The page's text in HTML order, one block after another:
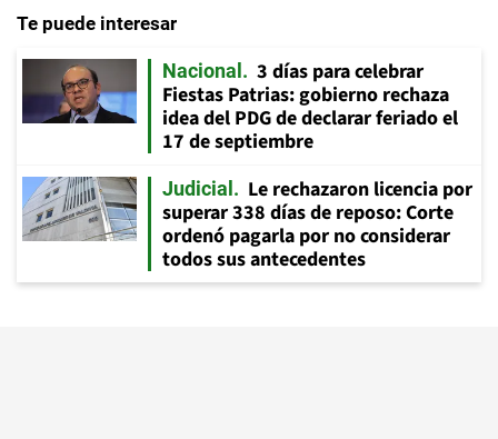
Te puede interesar
Nacional
3 días para celebrar
Fiestas Patrias: gobierno rechaza
idea del PDG de declarar feriado el
17 de septiembre
Judicial
Le rechazaron licencia por
superar 338 días de reposo: Corte
ordenó pagarla por no considerar
todos sus antecedentes